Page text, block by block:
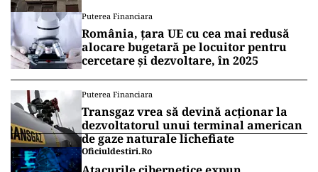
Puterea Financiara
România, țara UE cu cea mai redusă
alocare bugetară pe locuitor pentru
cercetare și dezvoltare, în 2025
Puterea Financiara
Transgaz vrea să devină acționar la
dezvoltatorul unui terminal american
de gaze naturale lichefiate
Oficiuldestiri.ro